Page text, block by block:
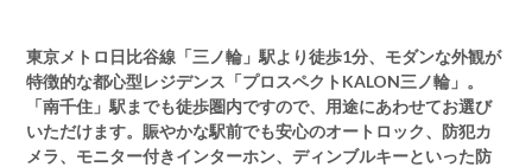
東京メトロ日比谷線「三ノ輪」駅より徒歩1分、モダンな外観が
特徴的な都心型レジデンス「プロスペクトKALON三ノ輪」。
「南千住」駅までも徒歩圏内ですので、用途にあわせてお選び
いただけます。賑やかな駅前でも安心のオートロック、防犯カ
メラ、モニター付きインターホン、ディンブルキーといった防